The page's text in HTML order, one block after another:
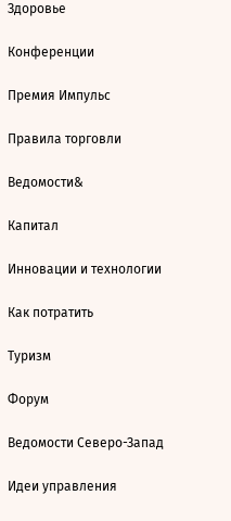
Здоровье
Конференции
Премия Импульс
Правила торговли
Ведомости&
Капитал
Инновации и технологии
Как потратить
Туризм
Форум
Ведомости Северо-Запад
Идеи управления